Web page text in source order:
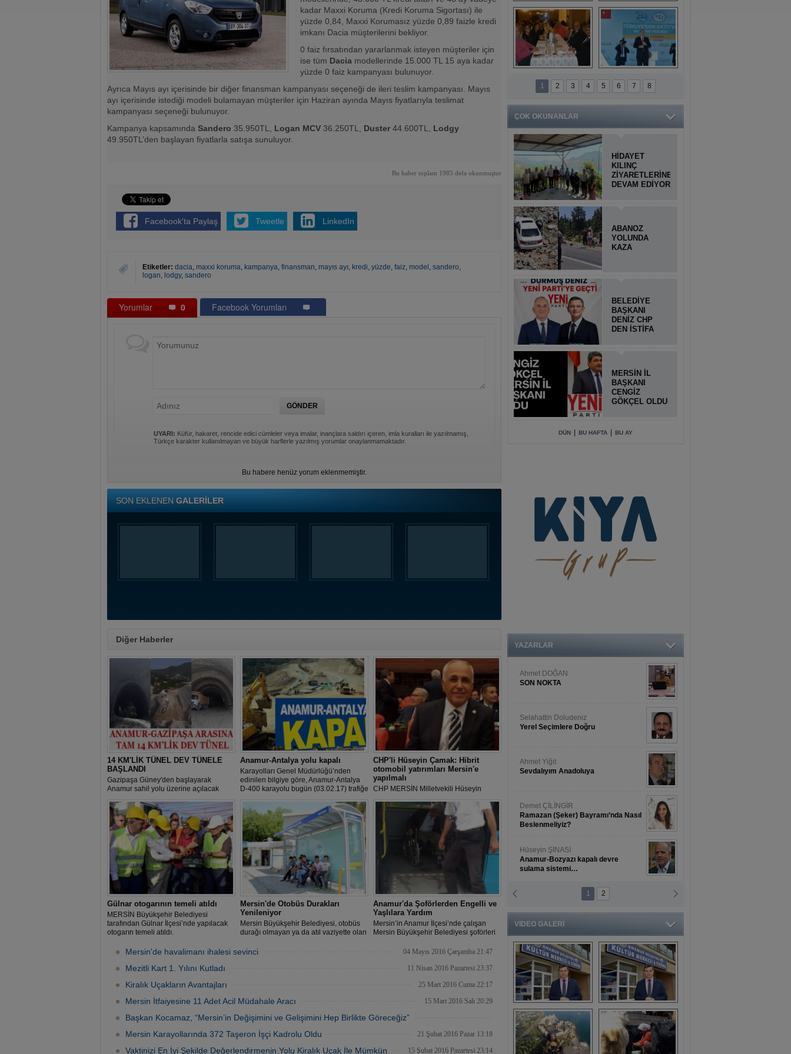
kadar Maxxi Koruma (Kredi Koruma Sigortası) ile
yüzde 0,84, Maxxi Korumasız yüzde 0,89 faizle kredi
imkanı Dacia müşterilerini bekliyor.
0 faiz fırsatından yararlanmak isteyen müşteriler için
ise tüm Dacia modellerinde 15.000 TL 15 aya kadar
yüzde 0 faiz kampanyası bulunuyor.
Ayrıca Mayıs ayı içerisinde bir diğer finansman kampanyası seçeneği de ileri teslim kampanyası. Mayıs
ayı içerisinde istediği modeli bulamayan müşteriler için Haziran ayında Mayıs fiyatlarıyla teslimat
kampanyası seçeneği bulunuyor.
Kampanya kapsamında Sandero 35.950TL, Logan MCV 36.250TL, Duster 44.600TL, Lodgy
49.950TL’den başlayan fiyatlarla satışa sunuluyor.
Bu haber toplam 1985 defa okunmuştur
Facebook'ta Paylaş Tweetle LinkedIn
Etiketler: dacia, maxxi koruma, kampanya, finansman, mayıs ayı, kredi, yüzde, faiz, model , sandero,
logan, lodgy, sandero
Yorumlar 0 Facebook Yorumları
UYARI: Küfür, hakaret, rencide edici cümleler veya imalar, inançlara saldırı içeren, imla kuralları ile yazılmamış,
Türkçe karakter kullanılmayan ve büyük harflerle yazılmış yorumlar onaylanmamaktadır.
Bu habere henüz yorum eklenmemiştir.
SON EKLENEN GALERİLER
Diğer Haberler
14 KM'LİK TÜNEL DEV TÜNELE
BAŞLANDI
Gazipaşa Güney'den başlayarak
Anamur sahil yolu üzerine açılacak
Tüneli'nden sonra Türkiye'nin en uzun
ikinci tüneli olacak.
Anamur-Antalya yolu kapalı
Karayolları Genel Müdürlüğü’nden
edinilen bilgiye göre, Anamur-Antalya
D-400 karayolu bugün (03.02.17) trafiğe
CHP'li Hüseyin Çamak: Hibrit
otomobil yatırımları Mersin'e
yapılmalı
CHP MERSİN Milletvekili Hüseyin
yaygınlaşması gerektiğinin belirtirken,
hibrit yatırımlar için de Mersin'i önerdi.
Gülnar otogarının temeli atıldı
MERSİN Büyükşehir Belediyesi
tarafından Gülnar İlçesi’nde yapılacak
otogarın temeli atıldı.
Mersin'de Otobüs Durakları
Yenileniyor
Mersin Büyükşehir Belediyesi, otobüs
durağı olmayan ya da atıl vaziyette olan
modern otobüs durakları yapıyor.
Anamur'da Şoförlerden Engelli ve
Yaşlılara Yardım
Mersin’in Anamur İlçesi’nde çalışan
Mersin Büyükşehir Belediyesi şoförleri
inmeleri sırasında yardımcı oluyorlar.
Mersin'de havalimanı ihalesi sevinci 04 Mayıs 2016 Çarşamba 21:47
Mezitli Kart 1. Yılını Kutladı 11 Nisan 2016 Pazartesi 23:37
Kiralık Uçakların Avantajları 25 Mart 2016 Cuma 22:17
Mersin İtfaiyesine 11 Adet Acil Müdahale Aracı 15 Mart 2016 Salı 20:29
Başkan Kocamaz, “Mersin’in Değişimini ve Gelişimini Hep Birlikte Göreceğiz”
05 Mart 2016 Cumartesi 20:39
Mersin Karayollarında 372 Taşeron İşçi Kadrolu Oldu 21 Şubat 2016 Pazar 13:18
Vaktinizi En İyi Şekilde Değerlendirmenin Yolu Kiralık Uçak İle Mümkün 15 Şubat 2016 Pazartesi 23:14
Titiopolis Antik
Kenti tanıtımı
Doğan Cüceloğlu,
İstanbul’da Mersinli
hemşerileriyle
buluştu
Anamurlular
Buluşması
KKTC’ye Su Temin
Projesi açılışı
1 2 3 4 5 6 7 8
ÇOK OKUNANLAR
HİDAYET
KILINÇ
ZİYARETLERİNE
DEVAM EDİYOR
ABANOZ
YOLUNDA
KAZA
BELEDİYE
BAŞKANI
DENİZ CHP
DEN İSTİFA
MERSİN İL
BAŞKANI
CENGİZ
GÖKÇEL OLDU
DÜN BU HAFTA BU AY
YAZARLAR
Ahmet DOĞAN
SON NOKTA
Selahattin Doludeniz
Yerel Seçimlere Doğru
Ahmet Yiğit
Sevdalıyım Anadoluya
Demet ÇİLİNGİR
Ramazan (Şeker) Bayramı’nda Nasıl
Beslenmeliyiz?
Hüseyin ŞİNASİ
Anamur-Bozyazı kapalı devre
sulama sistemi…
Bünyesinde Bahar Şöleni
1 2
VİDEO GALERİ
Başkan Türe'den
sansür açıklaması
Mahsun
Kırmızıgül’ün
filmine başkan
Mehmet Türe’den
sansür!